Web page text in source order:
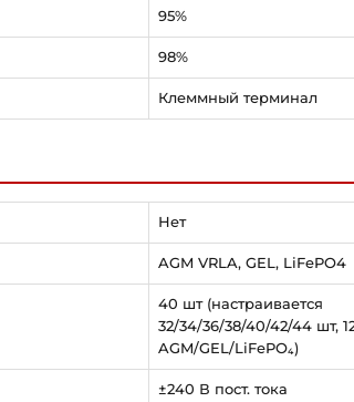
95%
98%
Клеммный терминал
Нет
AGM VRLA, GEL, LiFePO4
40 шт (настраивается
32/34/36/38/40/42/44 шт,
AGM/GEL/LiFePO₄)
±240 В пост. тока